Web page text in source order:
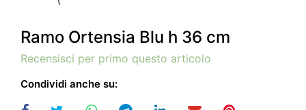
Ramo Ortensia Blu h 36 cm
Recensisci per primo questo articolo
Condividi anche su: